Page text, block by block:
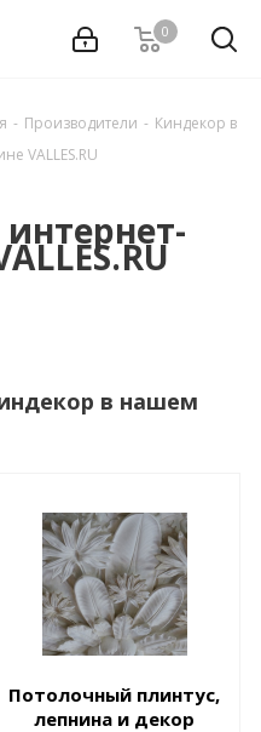
0
- Производители - Киндекор в
VALLES.RU
в нашем
Потолочный плинтус,
лепнина и декор